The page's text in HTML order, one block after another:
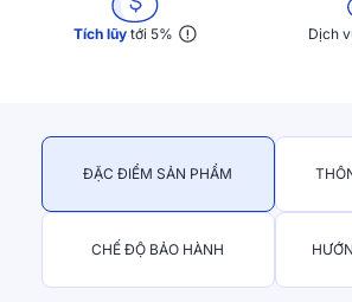
Tích lũy tới 5% Dịch
ĐẶC ĐIỂM SẢN PHẨM
CHẾ ĐỘ BẢO HÀNH